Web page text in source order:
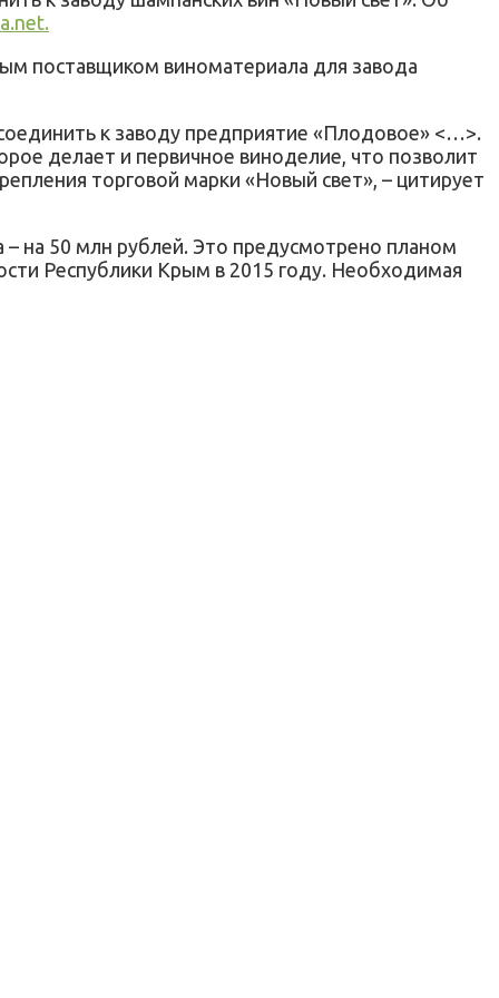
поставщиком виноматериала для завода
к заводу предприятие «Плодовое» <…>.
делает и первичное виноделие, что позволит
торговой марки «Новый свет», – цитирует
– на 50 млн рублей. Это предусмотрено планом
Республики Крым в 2015 году. Необходимая